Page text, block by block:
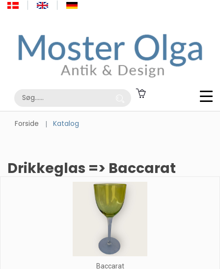
Forside Katalog
Drikkeglas => Baccarat
Baccarat